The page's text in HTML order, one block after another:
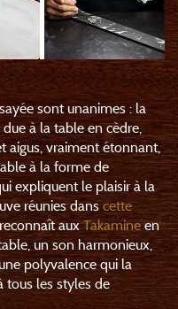
sont unanimes : la
à la table en cèdre,
aigus, vraiment étonnant,
à la forme de
expliquent le plaisir à la
réunies danscette
auxTakamineen
un son harmonieux,
polyvalence qui la
tous les styles de